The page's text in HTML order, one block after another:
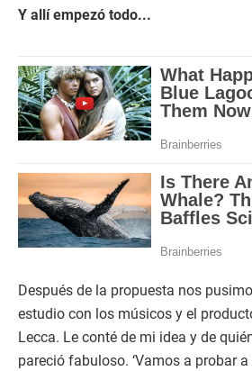
Y allí empezó todo...
Después de la propuesta nos
estudio con los músicos y el
Lecca. Le conté de mi idea y de
pareció fabuloso. ‘Vamos a probar